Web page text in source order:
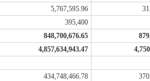
5,767,595.96
395,400
848,700,676.65
4,857,634,943.47
434,748,466.78